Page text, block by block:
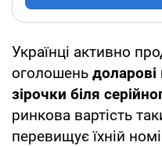
Українці активно
оголошень
зірочки біля
ринкова вартість
перевищує їхній